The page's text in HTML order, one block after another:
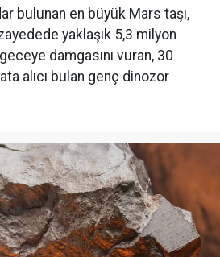
bulunan en büyük Mars taşı,
yaklaşık 5,3 milyon
damgasını vuran, 30
alıcı bulan genç dinozor